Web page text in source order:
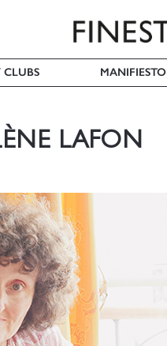
CLUBS MANIFIESTO
LAFON